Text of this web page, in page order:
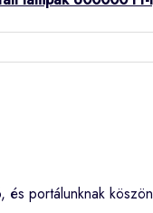
portálunknak